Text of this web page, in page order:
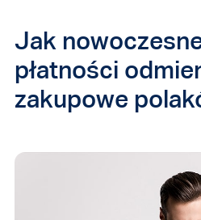
Jak
płatności
zakupowe